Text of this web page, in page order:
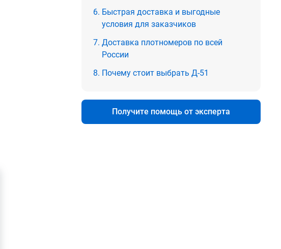
Быстрая доставка и выгодные
условия для заказчиков
Доставка плотномеров по всей
России
Почему стоит выбрать Д-51
Получите помощь от эксперта